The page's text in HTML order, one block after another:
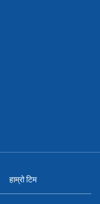
हाम्रो टिम